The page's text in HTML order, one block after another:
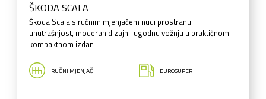
ŠKODA SCALA
Škoda Scala s ručnim mjenjačem nudi prostranu
unutrašnjost, moderan dizajn i ugodnu vožnju u praktičnom
kompaktnom izdan
RUČNI MJENJAČ EUROSUPER